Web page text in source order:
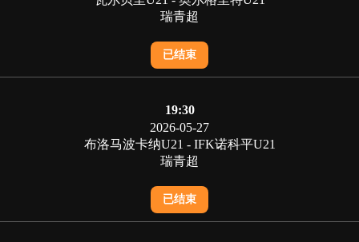
瑞青超
已结束
19:30
2026-05-27
布洛马波卡纳U21 - IFK诺科平U21
瑞青超
已结束